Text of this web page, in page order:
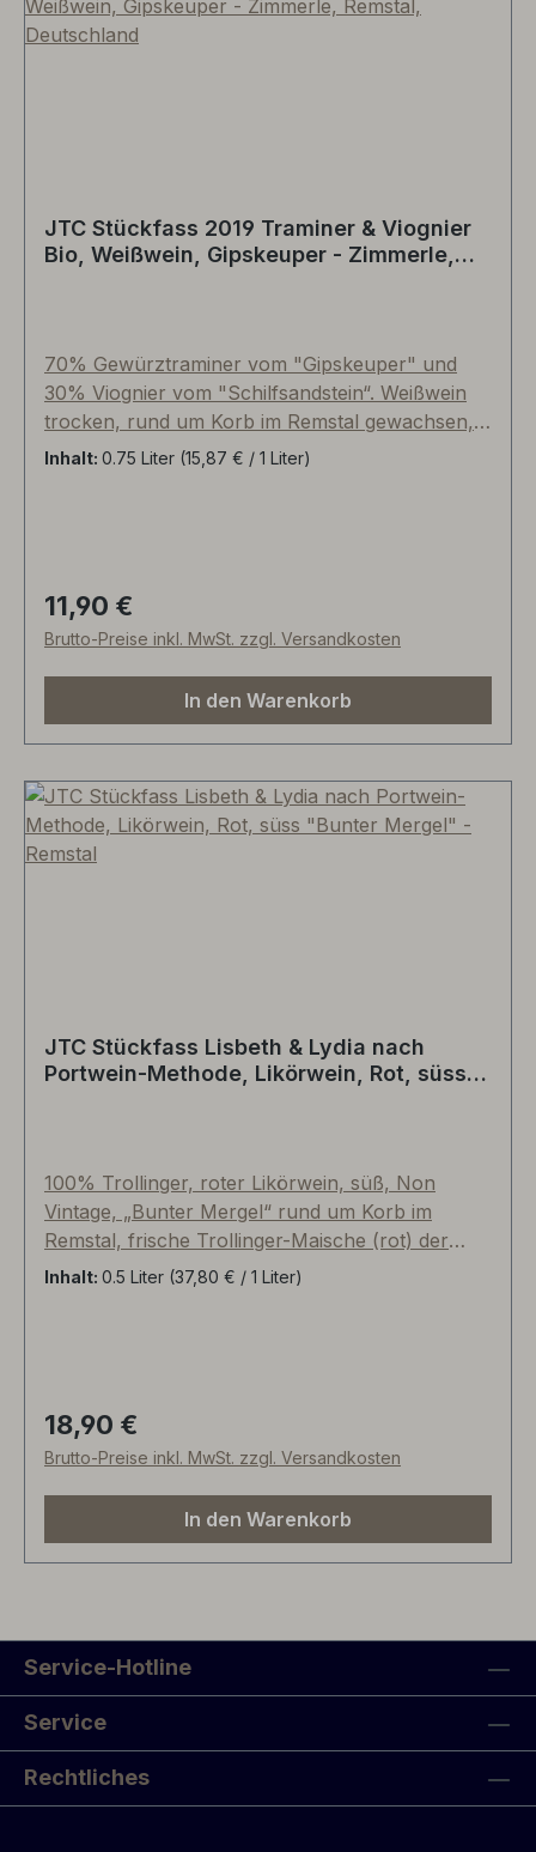
JTC Stückfass 2019 Traminer & Viognier
Bio, Weißwein, Gipskeuper - Zimmerle,
70% Gewürztraminer vom "Gipskeuper" und
30% Viognier vom "Schilfsandstein“. Weißwein
trocken, rund um Korb im Remstal gewachsen,
unfiltriert, ungeschönt. Faszinierende Spannung
Stil, kein "Marktschreier!", mineralisch-klar,
perfekter Speisenbegleiter zur japanischen und
asiatischen Küche. Gut gekühlt auch ein
beschwingender Apero!
Inhalt: 0.75 Liter (15,87 € / 1 Liter)
Regulärer Preis:
11,90 €
Brutto-Preise inkl. MwSt. zzgl. Versandkosten
In den Warenkorb
JTC Stückfass Lisbeth & Lydia nach
Portwein-Methode, Likörwein, Rot, süss
100% Trollinger, roter Likörwein, süß, Non
Vintage, „Bunter Mergel“ rund um Korb im
Remstal, frische Trollinger-Maische (rot) der
Jahrgänge 2014 und 2015 wurden mit
Namensvorbilder sind Elisabeth Tullius*1912
(Großmutter von Jürgen Tullius) und Lydia
Lauermann*1914 (Großmutter von Sigrun
Hildegard Webel-Tullius). Sehr feiner,
fruchtbetonter Aperitif und edelsüßer
gut gekühlt bei mindestens 8-10°C
aufbewahren, da ansonsten der frische Saft
eine Nachgärung mit Kohlensäure-Entwicklung
verursuchen kann. Dies ist kein
Reklamationsgrund, sondern ein natürlicher
Prozess. Auslieferung in wiederverschließbarer
„Apothekerflasche“ mit Griffkorken und
Inhalt: 0.5 Liter (37,80 € / 1 Liter)
Regulärer Preis:
18,90 €
Brutto-Preise inkl. MwSt. zzgl. Versandkosten
In den Warenkorb
Service-Hotline
Service
Rechtliches